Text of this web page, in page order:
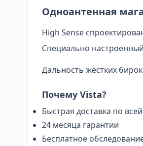
Одноантенная
High Sense
Специально
Дальность жёстких
Почему Vista?
Быстрая доставка по
24 месяца гарантии
Бесплатное